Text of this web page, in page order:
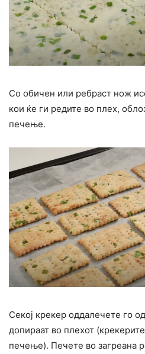
Со обичен или ребраст нож
кои ќе ги редите во плех,
печење.
Секој крекер оддалечете го
допираат во плехот
печење). Печете во загреана